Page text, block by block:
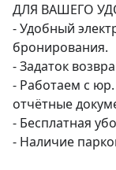
ДЛЯ ВАШЕГО
- Удобный
бронирования.
- Задаток
- Работаем с
отчётные
- Бесплатная
- Наличие